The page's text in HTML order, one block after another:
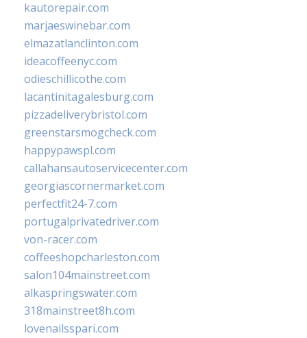
kautorepair.com
marjaeswinebar.com
elmazatlanclinton.com
ideacoffeenyc.com
odieschillicothe.com
lacantinitagalesburg.com
pizzadeliverybristol.com
greenstarsmogcheck.com
happypawspl.com
callahansautoservicecenter.com
georgiascornermarket.com
perfectfit24-7.com
portugalprivatedriver.com
von-racer.com
coffeeshopcharleston.com
salon104mainstreet.com
alkaspringswater.com
318mainstreet8h.com
lovenailsspari.com